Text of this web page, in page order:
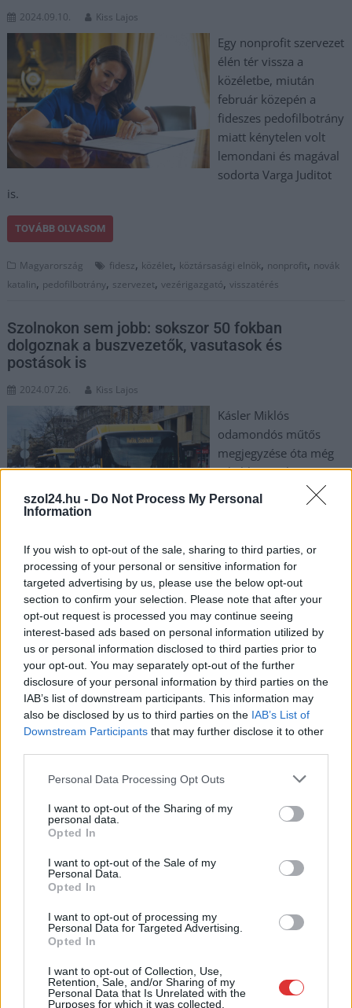
szol24.hu - Do Not Process My Personal
Information
If you wish to opt-out of the sale, sharing to third parties, or
processing of your personal or sensitive information for
targeted advertising by us, please use the below opt-out
section to confirm your selection. Please note that after your
opt-out request is processed you may continue seeing
interest-based ads based on personal information utilized by
us or personal information disclosed to third parties prior to
your opt-out. You may separately opt-out of the further
disclosure of your personal information by third parties on the
IAB’s list of downstream participants. This information may
also be disclosed by us to third parties on the IAB’s List of
Downstream Participants that may further disclose it to other
Please note that this website/app uses one or more Google
not limited to your visit or usage behaviour. You may click to
grant or deny consent to Google and its third-party tags to
use your data for below specified purposes in below Google
consent section.
Personal Data Processing Opt Outs
I want to opt-out of the Sharing of my
personal data.
Opted In
I want to opt-out of the Sale of my
Personal Data.
Opted In
I want to opt-out of processing my
Personal Data for Targeted Advertising.
Opted In
I want to opt-out of Collection, Use,
Retention, Sale, and/or Sharing of my
Personal Data that Is Unrelated with the
Purposes for which it was collected.
2024.09.10. Kiss Lajos
Egy nonprofit szervezet
élén tér vissza a
közéletbe, miután
február közepén a
fideszes pedofilbotrány
miatt kénytelen volt
lemondani és magával
sodorta Varga Juditot
is.
TOVÁBB OLVASOM
Magyarország fidesz, közélet, köztársasági elnök, nonprofit, novák
katalin, pedofilbotrány, szervezet,vezérigazgató,visszatérés
Szolnokon sem jobb: sokszor 50 fokban
dolgoznak a buszvezetők, vasutasok és
postások is
2024.07.26. Kiss Lajos
Kásler Miklós
odamondós műtős
megjegyzése óta még
inkább terítéken van a
téma, az orvosok
semmiképpen ne
helyiségben. De ahogy
kicsit jobban belerágjuk magunkat a témába, láthatjuk, hogy
sok más szakma képviselőinek is meg kell küzdeniük a
hőséggel, amikor nagy a kánikula. Más: miért kell ilyen forró
járművekben utaznunk?
TOVÁBB OLVASOM
JNSZ megyei hírek buszvezető,hőség ,kánikula,munka, postás
szervezet,Szolnok,vasutas